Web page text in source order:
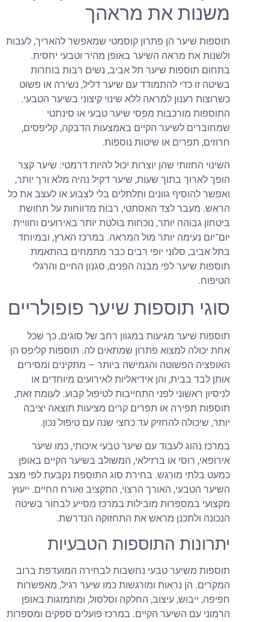
משנות את מראהך
תוספות שיער הן פתרון קוסמטי שמאפשר להאריך, לעבות
ולשנות את מראה השיער באופן מהיר וטבעי יחסית.
בתחום תוספות שיער תל אביב, נשים רבות בוחרות
בשיטה זו כדי להתמודד עם שיער דליל, נשירה או פשוט
כשרוצות רענון למראה ללא שינוי קיצוני בשיער הטבעי.
התוספות מורכבות מפסי שיער טבעי או סינתטי
שמחוברים לשיער הקיים באמצעות הדבקה, קליפסים,
חרוזים, תפרים או שיטות נוספות.
השינוי החזותי שהן יוצרות יכול להיות דרמטי: שיער קצר
הופך לארוך בתוך שעות, שיער דקיל נהיה מלא ורך יותר,
ואפשר להוסיף גוונים ותלתלים בלי לצבוע או לעצב את כל
הראש. מעבר לצד האסתטי, רבות מדווחות על תחושת
ביטחון גבוהה יותר, נוכחות בולטת יותר באירועים וחוויית
יום־יום נעימה יותר מול המראה. במרכז הארץ, ובמיוחד
בתל אביב, סלוני יופי רבים כבר מתמחים בהתאמת
תוספות שיער לפי מבנה הפנים, סגנון החיים והרגלי
הטיפוח.
סוגי תוספות שיער פופולריים
תוספות שיער מגיעות במגוון רחב של סוגים, כך שכל
אחת יכולה למצוא פתרון שמתאים לה. תוספות קליפס הן
האופציה הפשוטה והגמישה ביותר – מתקינים ומסירים
אותן לבד בבית, והן אידיאליות לאירועים מיוחדים או
לניסיון ראשוני לפני התחייבות לטיפול קבוע. לעומת זאת,
תוספות תפירה או תפרים קרים מציעות תוצאה יציבה
יותר, שיכולה להחזיק עד כחצי שנה עם טיפול נכון.
במרכז נהוג לעבוד עם שיער טבעי איכותי, כמו שיער
אירופאי, רוסי או ברזילאי, המשולב בשיער הקיים באופן
כמעט בלתי מורגש. בחירת סוג התוספת נקבעת לפי מצב
השיער הטבעי, האורך הרצוי, התקציב ואורח החיים. ייעוץ
מקצועי במספרות מובילות במרכז מסייע לבחור בשיטה
הנכונה ולתכנן מראש את התחזוקה הנדרשת.
יתרונות התוספות הטבעיות
תוספות משיער טבעי נחשבות לבחירה המועדפת ברוב
המקרים. הן נראות ומורגשות כמו שיער רגיל, מאפשרות
חפיפה, ייבוש, עיצוב, החלקה וסלסול, ומתמזגות באופן
הרמוני עם השיער הקיים. במרכז פועלים ספקים ומספרות